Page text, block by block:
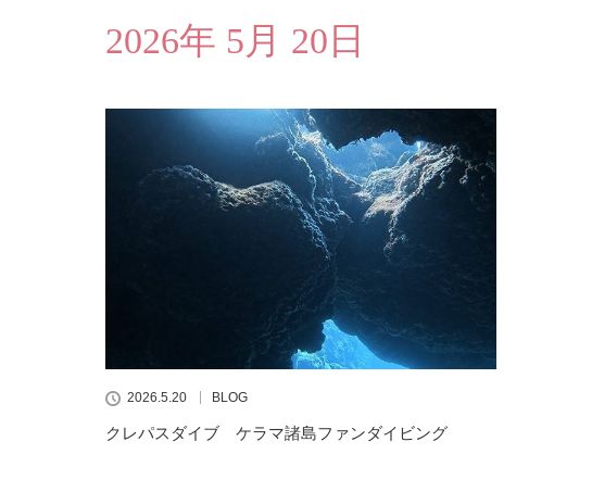
2026年 5月 20日
2026.5.20 BLOG
クレパスダイブ ケラマ諸島ファンダイビング